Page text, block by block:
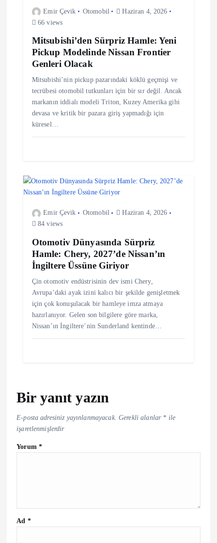
Emir Çevik Otomobil
Haziran 4, 2026
66 views
Mitsubishi’den Sürpriz Hamle: Yeni
Pickup Modelinde Nissan Frontier
Genleri Olacak
Mitsubishi’nin pickup pazarındaki köklü geçmişi ve
tecrübesi otomobil tutkunları için bir sır değil. Ancak
markanın iddialı modeli Triton, Kuzey Amerika gibi
devasa ve kritik bir pazara giriş yapmadığı için
küresel…
Emir Çevik Otomobil
Haziran 4, 2026
84 views
Otomotiv Dünyasında Sürpriz
Hamle: Chery, 2027’de Nissan’ın
İngiltere Üssüne Giriyor
Çin otomotiv endüstrisinin dev ismi Chery,
Avrupa’daki ayak izini kalıcı bir şekilde genişletmek
için çok konuşulacak bir hamleye imza atmaya
hazırlanıyor. Gelen son bilgilere göre marka,
Nissan’ın İngiltere’nin Sunderland kentinde…
Bir yanıt yazın
E-posta adresiniz yayınlanmayacak. Gerekli alanlar * ile
işaretlenmişlerdir
Yorum *
Ad *